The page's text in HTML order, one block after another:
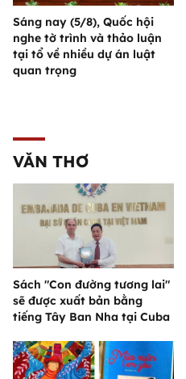
Sáng nay (5/8), Quốc hội
nghe tờ trình và thảo luận
tại tổ về nhiều dự án luật
quan trọng
VĂN THƠ
Sách "Con đường tương lai"
sẽ được xuất bản bằng
tiếng Tây Ban Nha tại Cuba